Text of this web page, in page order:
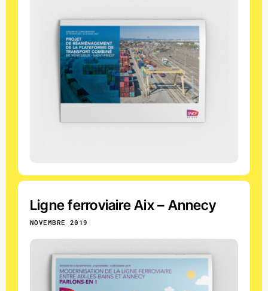
Ligne ferroviaire Aix – Annecy
NOVEMBRE 2019